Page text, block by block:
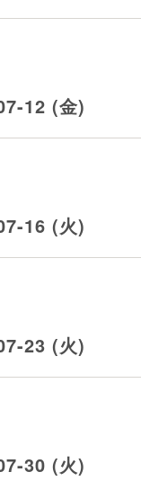
12 (金)
16 (火)
23 (火)
30 (火)